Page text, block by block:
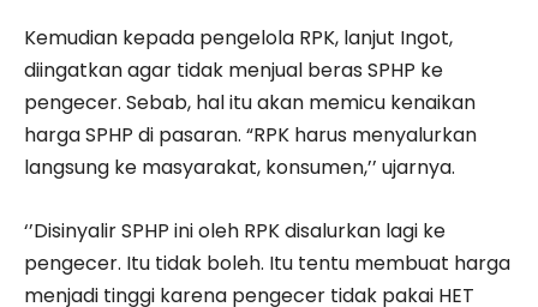
Kemudian kepada pengelola RPK, lanjut Ingot,
diingatkan agar tidak menjual beras SPHP ke
pengecer. Sebab, hal itu akan memicu kenaikan
harga SPHP di pasaran. “RPK harus menyalurkan
langsung ke masyarakat, konsumen,’’ ujarnya.
‘’Disinyalir SPHP ini oleh RPK disalurkan lagi ke
pengecer. Itu tidak boleh. Itu tentu membuat harga
menjadi tinggi karena pengecer tidak pakai HET